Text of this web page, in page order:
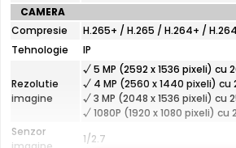
Infrarosu Inteligent (Smart IR)
AS-
LED-
0280B
CAMERA
Compresie
H.265+ / H.265 / H.264+ /
Tehnologie
IP
Rezolutie
imagine
√ 5 MP (2592 x 1536 pixeli) cu
√ 4 MP (2560 x 1440 pixeli)
√ 3 MP (2048 x 1536 pixeli) cu
√ 1080P (1920 x 1080 pixeli)
Senzor
1/2.7